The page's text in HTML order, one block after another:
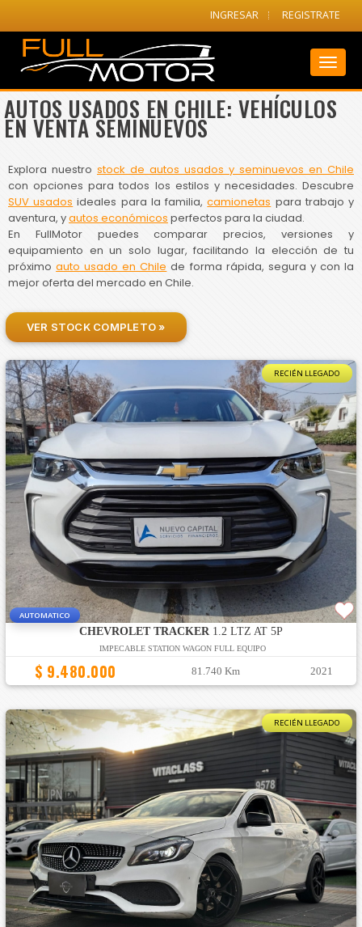
INGRESAR REGISTRATE
AUTOS USADOS EN CHILE: VEHÍCULOS
EN VENTA SEMINUEVOS
Explora nuestro stock de autos usados y seminuevos en Chile
con opciones para todos los estilos y necesidades. Descubre
SUV usados ideales para la familia,camionetas para trabajo y
aventura, yautos económicos perfectos para la ciudad.
En FullMotor puedes comparar precios, versiones y
equipamiento en un solo lugar, facilitando la elección de tu
próximoauto usado en Chile de forma rápida, segura y con la
mejor oferta del mercado en Chile.
VER STOCK COMPLETO »
RECIÉN LLEGADO
AUTOMATICO
CHEVROLET TRACKER1.2 LTZ AT 5P
IMPECABLE STATION WAGON FULL EQUIPO
$ 9.480.000 81.740 Km 2021
RECIÉN LLEGADO